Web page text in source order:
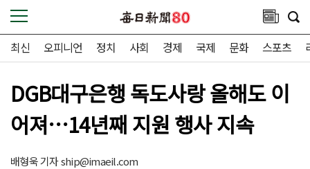
최신 오피니언 정치 사회 경제 국제 문화 스포츠
DGB대구은행 독도사랑 올해도 이
어져…14년째 지원 행사 지속
배형욱 기자ship@imaeil.com